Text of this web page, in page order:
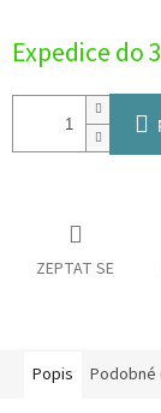
cena:
Expedice do
ZEPTAT SE
Popis Podobné